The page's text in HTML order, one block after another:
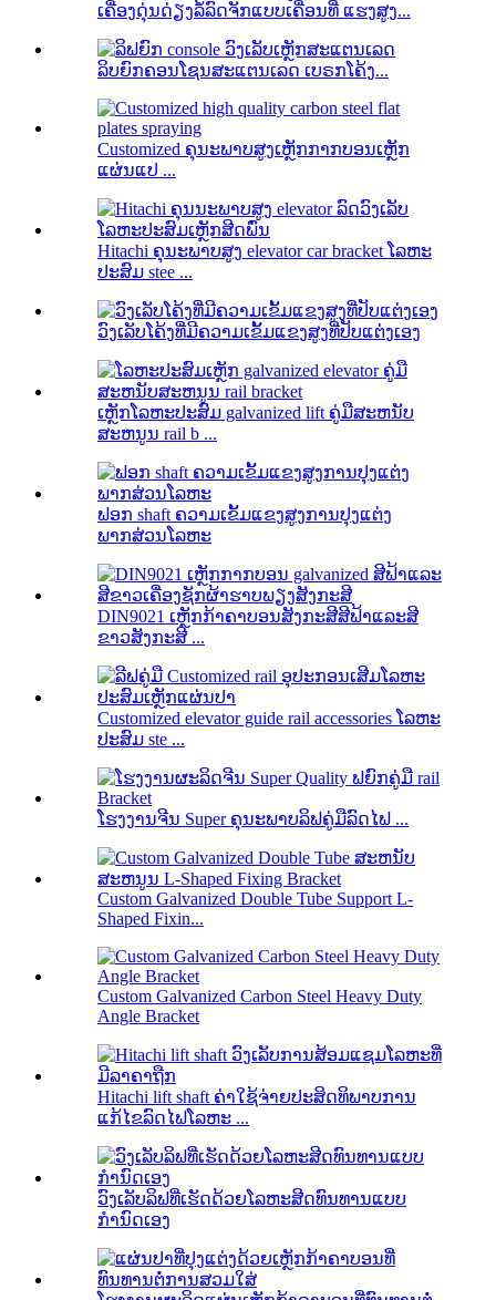
ເຄື່ອງດຸ່ນດ່ຽງລໍ້ລົດຈັກແບບເຄື່ອນທີ່ ແຮງສູງ...
ລິບຍົກຄອນໂຊນສະແຕນເລດ ເບຣກໂຄ້ງ...
Customized ຄຸນະພາບສູງເຫຼັກກາກບອນເຫຼັກ
ແຜ່ນແປ ...
Hitachi ຄຸນະພາບສູງ elevator car bracket ໂລຫະ
ປະສົມ stee ...
ວົງເລັບໂຄ້ງທີ່ມີຄວາມເຂັ້ມແຂງສູງທີ່ປັບແຕ່ງເອງ
ເຫຼັກໂລຫະປະສົມ galvanized lift ຄູ່ມືສະຫນັບ
ສະຫນູນ rail b ...
ຟອກ shaft ຄວາມເຂັ້ມແຂງສູງການປຸງແຕ່ງ
ພາກສ່ວນໂລຫະ
DIN9021 ເຫຼັກກ້າຄາບອນສັງກະສີສີຟ້າແລະສີ
ຂາວສັງກະສີ ...
Customized elevator guide rail accessories ໂລຫະ
ປະສົມ ste ...
ໂຮງງານຈີນ Super ຄຸນະພາບລິຟຄູ່ມືລົດໄຟ ...
Custom Galvanized Double Tube Support L-
Shaped Fixin...
Custom Galvanized Carbon Steel Heavy Duty
Angle Bracket
Hitachi lift shaft ຄ່າໃຊ້ຈ່າຍປະສິດທິພາບການ
ແກ້ໄຂລົດໄຟໂລຫະ ...
ວົງເລັບລິຟທີ່ເຮັດດ້ວຍໂລຫະສີດທົນທານແບບ
ກຳນົດເອງ